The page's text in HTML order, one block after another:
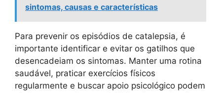
sintomas, causas e características
Para prevenir os episódios de catalepsia, é
importante identificar e evitar os gatilhos que
desencadeiam os sintomas. Manter uma rotina
saudável, praticar exercícios físicos
regularmente e buscar apoio psicológico podem